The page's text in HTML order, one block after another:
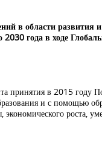
области развития и
года в ходе
в 2015 году
и с помощью
экономического роста,